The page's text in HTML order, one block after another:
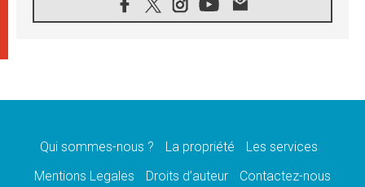
08.08.2026
Signis 2026, donner la parole aux religieuses
07.08.2026
07.08.2026
de l'Assomption et mémoire nationale
Qui sommes-nous ? La propriété
Les services
Mentions Legales
Droits d’auteur Contactez-nous